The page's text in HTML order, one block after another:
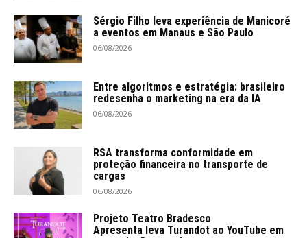
Sérgio Filho leva experiência de Manicoré
a eventos em Manaus e São Paulo
06/08/2026
Entre algoritmos e estratégia: brasileiro
redesenha o marketing na era da IA
06/08/2026
RSA transforma conformidade em
proteção financeira no transporte de
cargas
06/08/2026
Projeto Teatro Bradesco
Apresenta leva Turandot ao YouTube em